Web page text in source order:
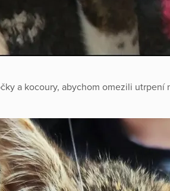
a kocoury, abychom omezili utrpení